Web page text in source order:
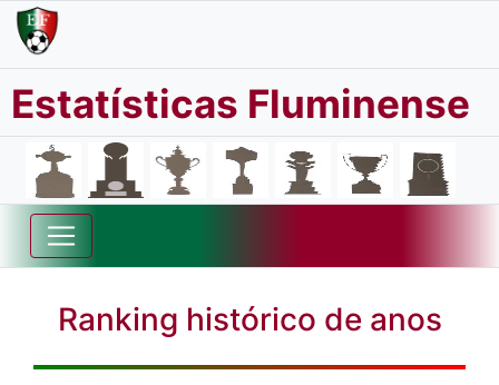
Estatísticas Fluminense
Ranking histórico de anos